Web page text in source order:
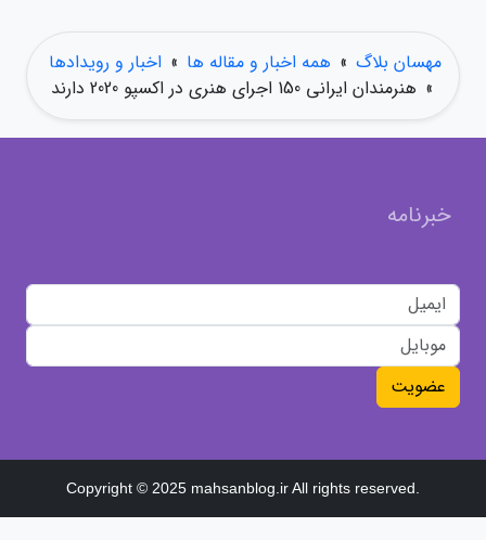
مهسان بلاگ » همه اخبار و مقاله ها » اخبار و رویدادها
» هنرمندان ایرانی 150 اجرای هنری در اکسپو 2020 دارند
خبرنامه
عضویت
Copyright © 2025 mahsanblog.ir All rights reserved.